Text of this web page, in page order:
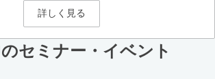
詳しく見る
セミナー・イベント